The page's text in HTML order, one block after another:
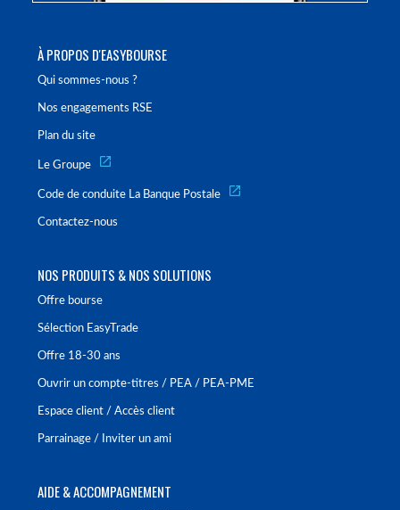
À PROPOS D'EASYBOURSE
Qui sommes-nous ?
Nos engagements RSE
Plan du site
Le Groupe
Code de conduite La Banque Postale
Contactez-nous
NOS PRODUITS & NOS SOLUTIONS
Offre bourse
Sélection EasyTrade
Offre 18-30 ans
Ouvrir un compte-titres / PEA / PEA-PME
Espace client / Accès client
Parrainage / Inviter un ami
AIDE & ACCOMPAGNEMENT